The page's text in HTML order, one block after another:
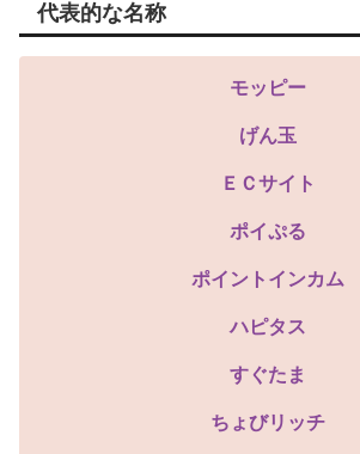
代表的な名称
モッピー
げん玉
ＥＣサイト
ポイぷる
ポイントインカム
ハピタス
すぐたま
ちょびリッチ